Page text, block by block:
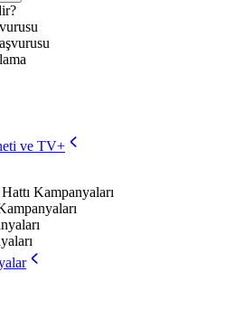
ve TV+
Kampanyaları